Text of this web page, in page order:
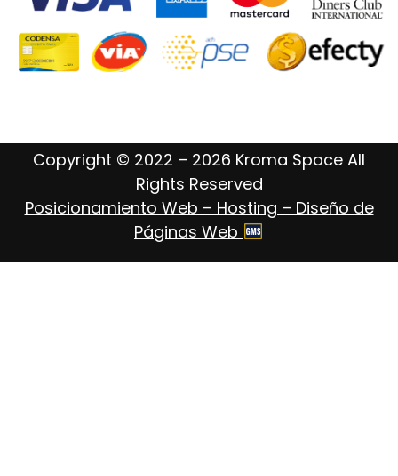
Copyright © 2022 – 2026 Kroma Space All
Rights Reserved
Posicionamiento Web – Hosting – Diseño de
Páginas Web